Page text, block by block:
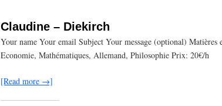
Claudine – Diekirch
Your name Your email Subject Your message (optional) Matières
Economie, Mathématiques, Allemand, Philosophie Prix: 20€/h
[Read more →]